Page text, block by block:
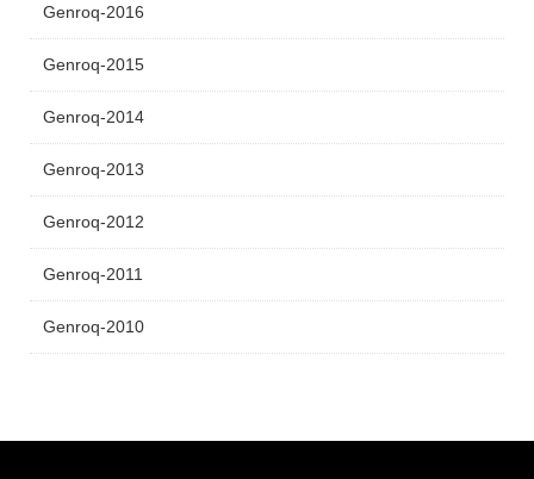
Genroq-2016
Genroq-2015
Genroq-2014
Genroq-2013
Genroq-2012
Genroq-2011
Genroq-2010